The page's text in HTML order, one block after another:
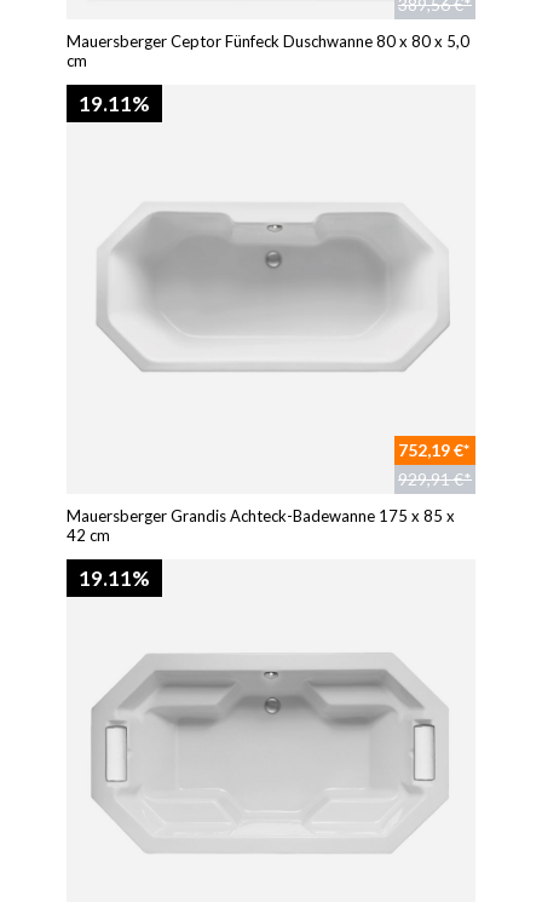
389,56 €*
Mauersberger Ceptor Fünfeck Duschwanne 80 x 80 x 5,0
cm
19.11%
752,19 €*
929,91 €*
Mauersberger Grandis Achteck-Badewanne 175 x 85 x
42 cm
19.11%